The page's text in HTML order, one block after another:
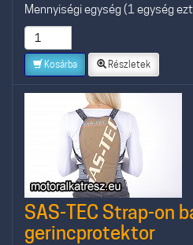
Mennyiségi egység (1 egység
Kosárba Részletek
SAS-TEC Strap-on
gerincprotektor